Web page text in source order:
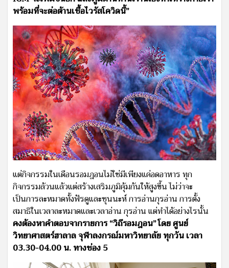
พร้อมที่จะต่อต้านเชื้อไวรัสโควิดนี้”
แต่กิจกรรมในเดือนรอมฎอนไม่ใช่มีเพียงแค่อดอาหาร ทุก
กิจกรรมล้วนแล้วแต่สร้างเสริมภูมิคุ้มกันให้สูงขึ้น ไม่ว่าจะ
เป็นการละหมาดทั้งฟัรดูและซุนนะห์ การอ่านกุรอ่าน การตั้ง
สมาธิในเวลาละหมาดและเวลาอ่าน กุรอ่าน แต่ทำได้อย่างไรนั้น
คงต้องหาคำตอบจากรายการ “วิถีรอมฎอน” โดย ศูนย์
วิทยาศาสตร์ฮาลาล จุฬาลงกรณ์มหาวิทยาลัย ทุกวัน เวลา
03.30-04.00 น. ทางช่อง 5